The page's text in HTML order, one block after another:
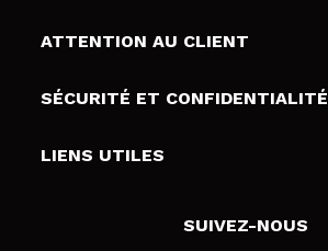
Qui sommes nous
Cartes-cadeaux
ATTENTION AU CLIENT
Livraison & retour
Modes de paiement
SÉCURITÉ ET CONFIDENTIALITÉ
Conditions et confidentialité
LIENS UTILES
SUIVEZ-NOUS